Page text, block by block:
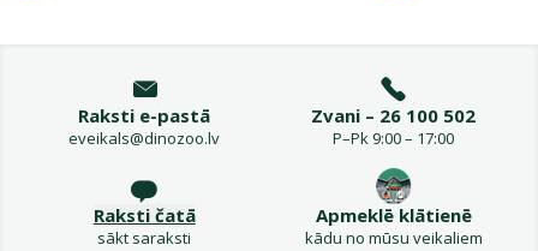
Raksti e-pastā
eveikals@dinozoo.lv
Zvani – 26 100 502
P–Pk 9:00 – 17:00
Raksti čatā
sākt saraksti
Apmeklē klātienē
kādu no mūsu veikaliem